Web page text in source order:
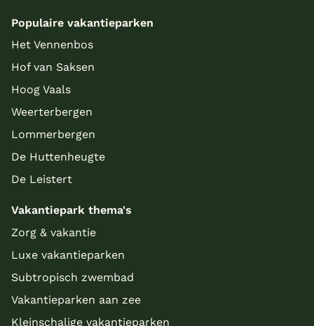
Populaire vakantieparken
Het Vennenbos
Hof van Saksen
Hoog Vaals
Weerterbergen
Lommerbergen
De Huttenheugte
De Leistert
Vakantiepark thema's
Zorg & vakantie
Luxe vakantieparken
Subtropisch zwembad
Vakantieparken aan zee
Kleinschalige vakantieparken